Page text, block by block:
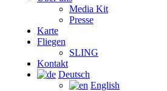
Media Kit
Presse
Karte
Fliegen
SLING
Kontakt
Deutsch
English